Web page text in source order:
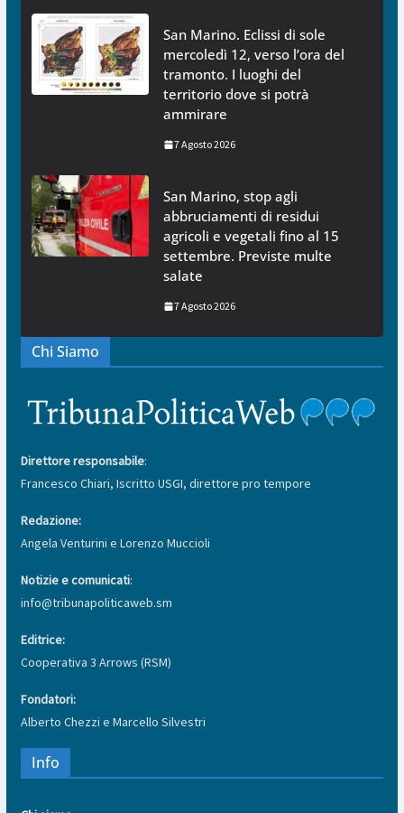
San Marino. Eclissi di sole
mercoledì 12, verso l’ora del
tramonto. I luoghi del
territorio dove si potrà
ammirare
7 Agosto 2026
San Marino, stop agli
abbruciamenti di residui
agricoli e vegetali fino al 15
settembre. Previste multe
salate
7 Agosto 2026
Chi Siamo
Direttore responsabile:
Francesco Chiari, Iscritto USGI, direttore pro tempore
Redazione:
Angela Venturini e Lorenzo Muccioli
Notizie e comunicati:
info@tribunapoliticaweb.sm
Editrice:
Cooperativa 3 Arrows (RSM)
Fondatori:
Alberto Chezzi e Marcello Silvestri
Info